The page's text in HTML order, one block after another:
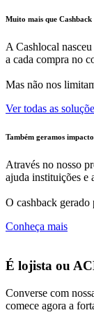
Muito mais que Cashback
A Cashlocal
a cada compra no
Mas não nos
Ver todas as
Também geramos
Através no nosso
ajuda instituições e
O cashback gerado
Conheça mais
É lojista ou
Converse com
comece agora a